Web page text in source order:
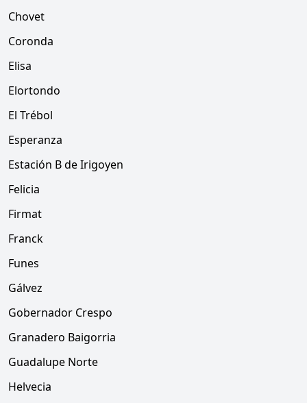
Chovet
Coronda
Elisa
Elortondo
El Trébol
Esperanza
Estación B de Irigoyen
Felicia
Firmat
Franck
Funes
Gálvez
Gobernador Crespo
Granadero Baigorria
Guadalupe Norte
Helvecia